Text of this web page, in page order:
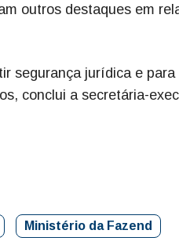
outros destaques em
segurança jurídica e
conclui a secretária-
Ministério da Fazend